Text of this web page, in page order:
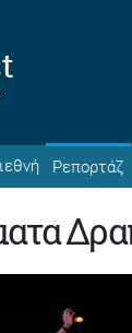
Ρεπορτάζ